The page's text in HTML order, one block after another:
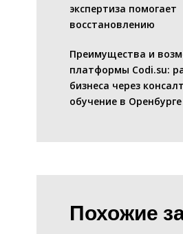
экспертиза помогает
восстановлению
Преимущества и
платформы Codi.su:
бизнеса через
обучение в Оренбурге
Похожие